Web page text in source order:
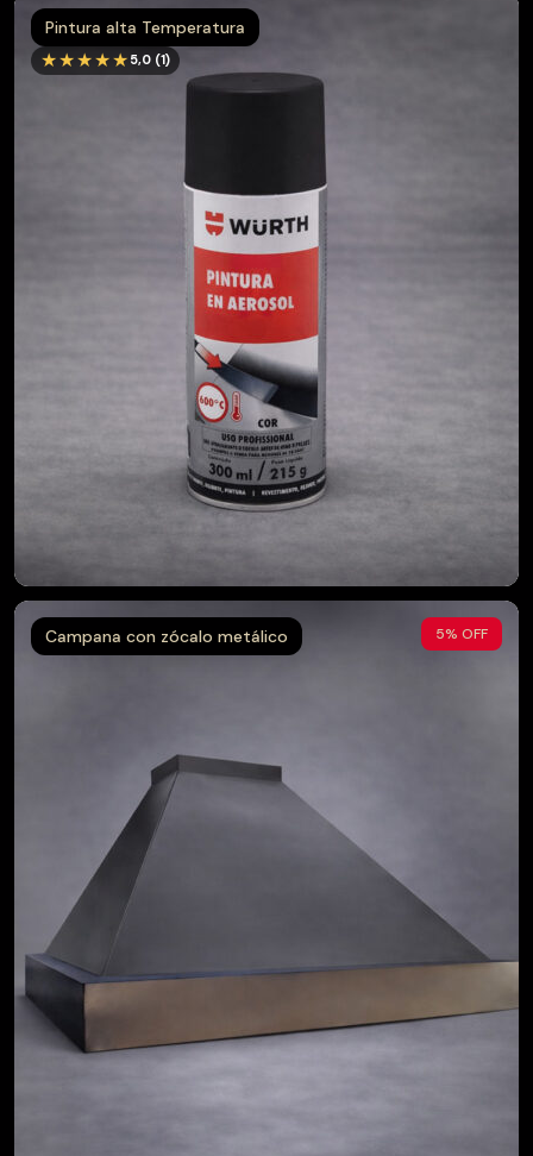
Pintura alta Temperatura
★★★★★ 5,0 (1)
Campana con zócalo metálico 5% OFF